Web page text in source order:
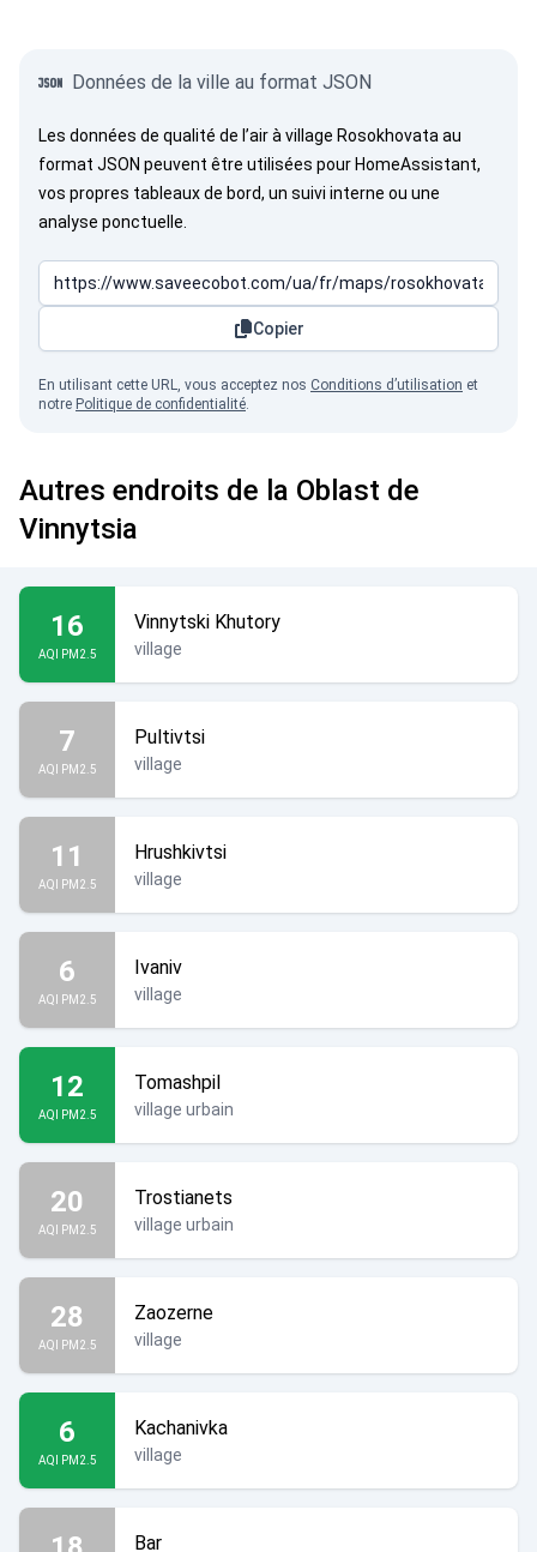
Données de la ville au format JSON
Les données de qualité de l’air à village Rosokhovata au
format JSON peuvent être utilisées pour HomeAssistant,
vos propres tableaux de bord, un suivi interne ou une
analyse ponctuelle.
Copier
En utilisant cette URL, vous acceptez nos Conditions d’utilisation et
notre Politique de confidentialité.
Autres endroits de la Oblast de
Vinnytsia
16
AQI PM2.5
Vinnytski Khutory
village
7
AQI PM2.5
Pultivtsi
village
11
AQI PM2.5
Hrushkivtsi
village
6
AQI PM2.5
Ivaniv
village
12
AQI PM2.5
Tomashpil
village urbain
20
AQI PM2.5
Trostianets
village urbain
28
AQI PM2.5
Zaozerne
village
6
AQI PM2.5
Kachanivka
village
Bar